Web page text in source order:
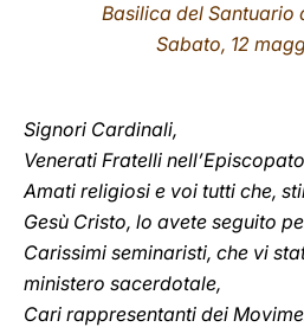
Basilica del Santuario
Sabato, 12
Signori Cardinali,
Venerati Fratelli
Amati religiosi e voi tutti che,
Gesù Cristo, lo avete seguito
Carissimi seminaristi, che vi
ministero sacerdotale,
Cari rappresentanti dei